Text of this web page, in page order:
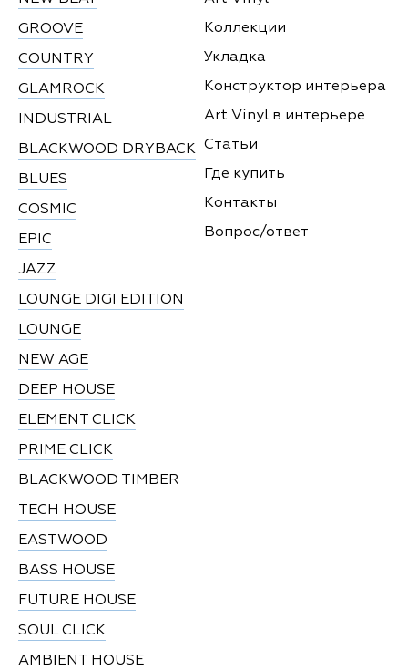
GROOVE
COUNTRY
GLAMROCK
INDUSTRIAL
BLACKWOOD DRYBACK
BLUES
COSMIC
EPIC
JAZZ
LOUNGE DIGI EDITION
LOUNGE
NEW AGE
DEEP HOUSE
ELEMENT CLICK
PRIME CLICK
BLACKWOOD TIMBER
TECH HOUSE
EASTWOOD
BASS HOUSE
FUTURE HOUSE
SOUL CLICK
AMBIENT HOUSE
Коллекции
Укладка
Конструктор интерьера
Art Vinyl в интерьере
Статьи
Где купить
Контакты
Вопрос/ответ